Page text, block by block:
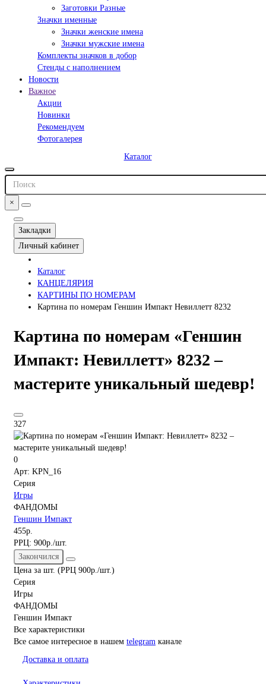
Заготовки Разные
Значки именные
Значки женские имена
Значки мужские имена
Комплекты значков в добор
Стенды с наполнением
Новости
Важное
Акции
Новинки
Рекомендуем
Фотогалерея
Каталог
×
Закладки
Личный кабинет
Каталог
КАНЦЕЛЯРИЯ
КАРТИНЫ ПО НОМЕРАМ
Картина по номерам Геншин Импакт Невиллетт 8232
Картина по номерам «Геншин
Импакт: Невиллетт» 8232 –
мастерите уникальный шедевр!
327
0
Арт: KPN_16
Серия
Игры
ФАНДОМЫ
Геншин Импакт
455р.
РРЦ: 900р./шт.
Закончился
Цена за шт. (РРЦ 900р./шт.)
Серия
Игры
ФАНДОМЫ
Геншин Импакт
Все характеристики
Все самое интересное в нашем telegram канале
Доставка и оплата